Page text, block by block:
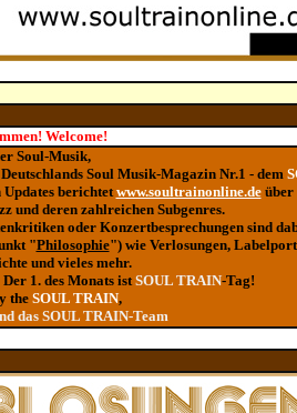
Welcome!
Soul-Musik,
Soul Musik-Magazin Nr.1 - dem
berichtetwww.soultrainonline.deüber
und deren zahlreichen Subgenres.
oder Konzertbesprechungen sind
"Philosophie") wie Verlosungen,
und vieles mehr.
1. des Monats istSOUL TRAIN-Tag!
the SOUL TRAIN,
das SOUL TRAIN-Team